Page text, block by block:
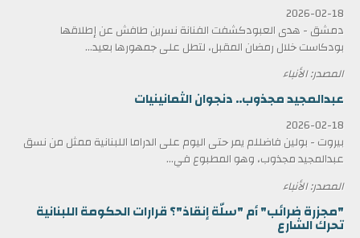
2026-02-18
دمشق - هدى العبودكشفت الفنانة نسرين طافش عن إطلاقها
بودكاست خلال رمضان المقبل، لتطل على جمهورها بعيد...
المصدر: الأنباء
عبدالمجيد مجذوب.. دنجوان الثمانينيات
2026-02-18
بيروت - بولين فاضللم يمر حتى اليوم على الدراما اللبنانية ممثل من نسق
عبدالمجيد مجذوب، وهو المطبوع في...
المصدر: الأنباء
"مجزرة ضرائب" أم "سلّة إنقاذ"؟ قرارات الحكومة اللبنانية
تحرك الشارع